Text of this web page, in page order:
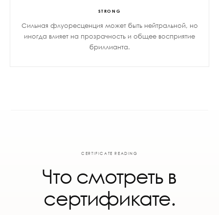
STRONG
Сильная флуоресценция может быть нейтральной, но
иногда влияет на прозрачность и общее восприятие
бриллианта.
CERTIFICATE READING
Что смотреть в
сертификате.